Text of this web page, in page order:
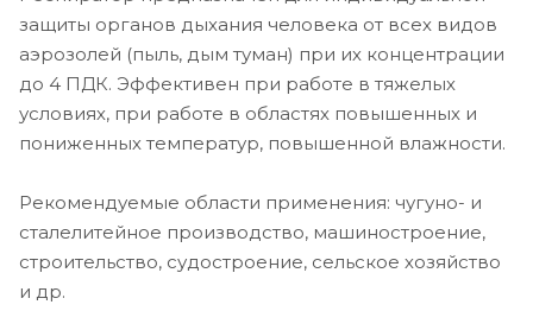
защиты органов дыхания человека от всех видов
аэрозолей (пыль, дым туман) при их концентрации
до 4 ПДК. Эффективен при работе в тяжелых
условиях, при работе в областях повышенных и
пониженных температур, повышенной влажности.
Рекомендуемые области применения: чугуно- и
сталелитейное производство, машиностроение,
строительство, судостроение, сельское хозяйство
и др.